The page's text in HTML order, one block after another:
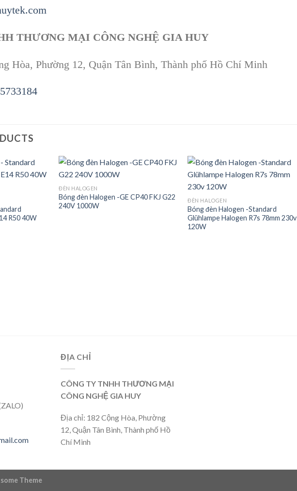
THƯƠNG MẠI CÔNG NGHỆ GIA HUY
Hòa, Phường 12, Quận Tân Bình, Thành phố Hồ Chí Minh
R50 40W
Add to
ĐÈN HALOGEN
Bóng đèn Halogen -GE CP40 FKJ G22
240V 1000W
ĐÈN HALOGEN
Bóng đèn Halogen -Standard
Glühlampe Halogen R7s 78mm 230v
120W
ĐỊA CHỈ
CÔNG TY TNHH THƯƠNG MẠI
CÔNG NGHỆ GIA HUY
Địa chỉ: 182 Cộng Hòa, Phường
12, Quận Tân Bình, Thành phố Hồ
Chí Minh
Theme